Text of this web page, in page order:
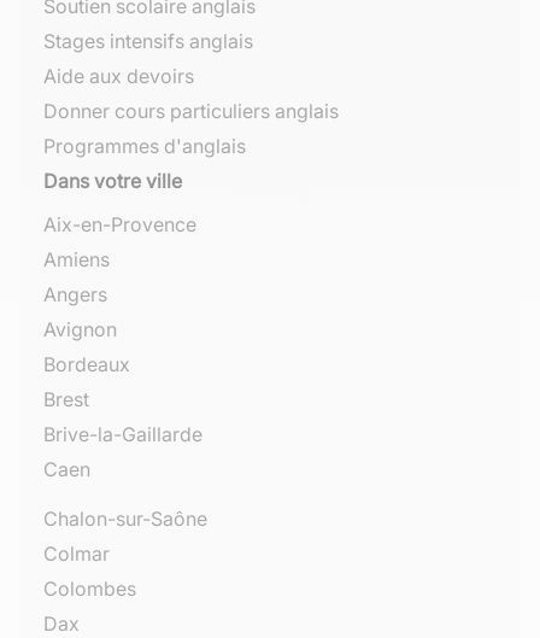
Soutien scolaire anglais
Stages intensifs anglais
Aide aux devoirs
Donner cours particuliers anglais
Programmes d'anglais
Dans votre ville
Aix-en-Provence
Amiens
Angers
Avignon
Bordeaux
Brest
Brive-la-Gaillarde
Caen
Chalon-sur-Saône
Colmar
Colombes
Dax